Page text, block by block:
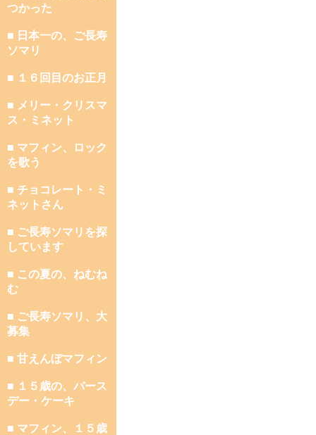
つかった
■ 日本一の、ご長寿
ソマリ
■ １６回目のお正月
■ メリー・クリスマ
ス・ミネット
■ マフィン、ロック
を歌う
■ チョコレート・ミ
ネットさん
■ ご長寿ソマリを探
しています
■ この夏の、ねむね
む
■ ご長寿ソマリ、大
募集
■ 甘えんぼマフィン
■ １５歳の、バース
デー・ケーキ
■ マフィン、１５歳